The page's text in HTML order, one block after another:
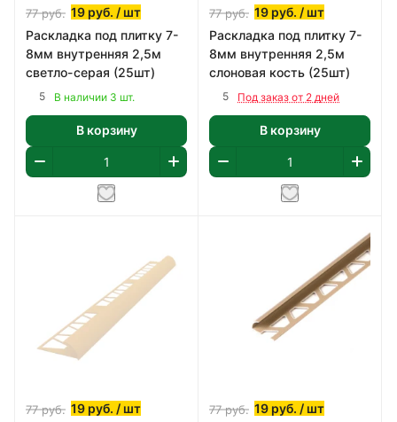
77руб. 19 руб. / шт
Раскладка под плитку 7-
8мм внутренняя 2,5м
светло-серая (25шт)
5 В наличии 3 шт.
В корзину
77руб. 19 руб. / шт
Раскладка под плитку 7-
8мм внутренняя 2,5м
слоновая кость (25шт)
5 Под заказ от 2 дней
В корзину
77руб. 19 руб. / шт
77руб. 19 руб. / шт